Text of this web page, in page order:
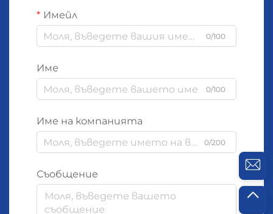
Имейл
0/100
Име
0/100
Име на компанията
0/200
Съобщение